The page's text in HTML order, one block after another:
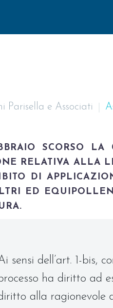
Parisella e Associati
SCORSO LA
RELATIVA ALLA
DI
ED
sensi dell’art. 1-bis,
ha diritto ad
alla ragionevole